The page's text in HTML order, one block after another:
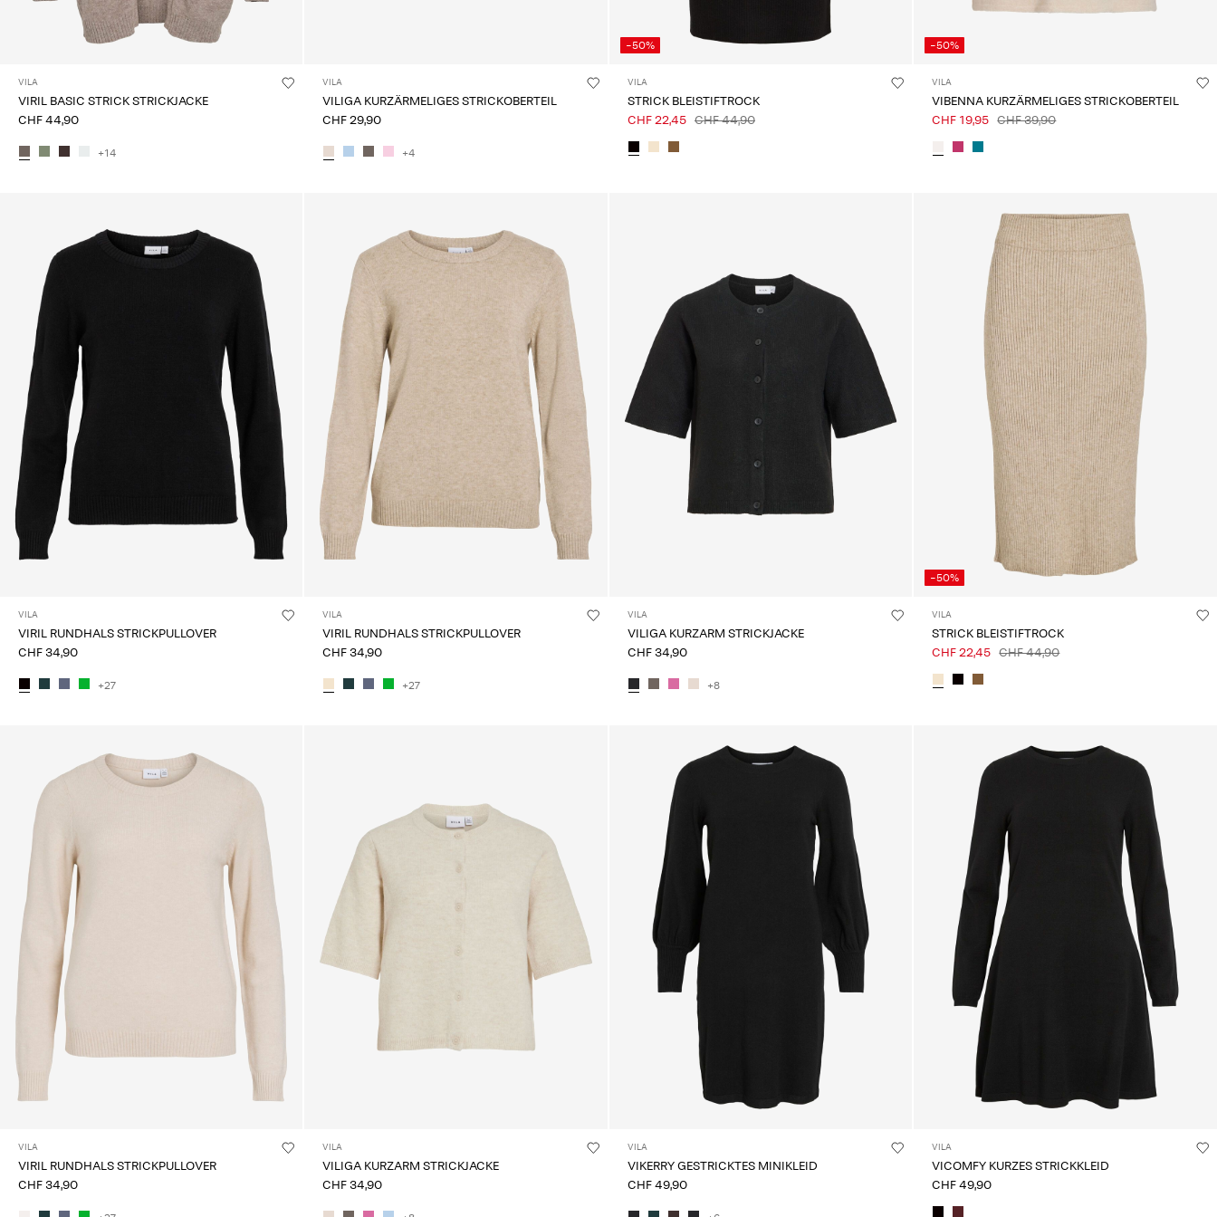
VILA
VIRIL BASIC STRICK STRICKJACKE
CHF 44,90
+14
VILA
VILIGA KURZÄRMELIGES STRICKOBERTEIL
CHF 29,90
+4
-50%
VILA
STRICK BLEISTIFTROCK
CHF 22,45 CHF 44,90
-50%
VILA
VIBENNA KURZÄRMELIGES STRICKOBERTEIL
CHF 19,95 CHF 39,90
VILA
VIRIL RUNDHALS STRICKPULLOVER
CHF 34,90
+27
VILA
VIRIL RUNDHALS STRICKPULLOVER
CHF 34,90
+27
VILA
VILIGA KURZARM STRICKJACKE
CHF 34,90
+8
-50%
VILA
STRICK BLEISTIFTROCK
CHF 22,45 CHF 44,90
VILA
VIRIL RUNDHALS STRICKPULLOVER
CHF 34,90
VILA
VILIGA KURZARM STRICKJACKE
CHF 34,90
VILA
VIKERRY GESTRICKTES MINIKLEID
CHF 49,90
VILA
VICOMFY KURZES STRICKKLEID
CHF 49,90